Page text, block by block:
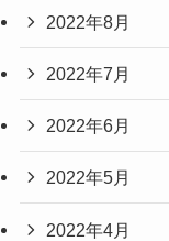
2022年8月
2022年7月
2022年6月
2022年5月
2022年4月